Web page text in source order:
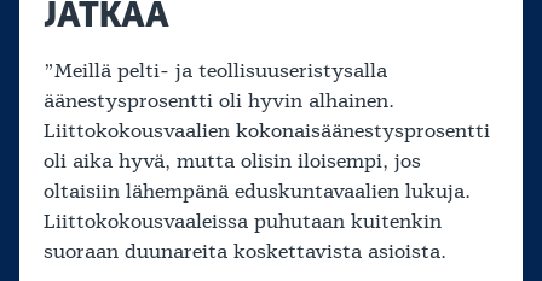
JATKAA
”Meillä pelti- ja teollisuuseristysalla
äänestysprosentti oli hyvin alhainen.
Liittokokousvaalien kokonaisäänestysprosentti
oli aika hyvä, mutta olisin iloisempi, jos
oltaisiin lähempänä eduskuntavaalien lukuja.
Liittokokousvaaleissa puhutaan kuitenkin
suoraan duunareita koskettavista asioista.